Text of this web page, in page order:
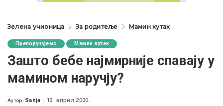
Зелена учионица За родитеље Мамин кутак
Препоручујемо Мамин кутак
Зашто бебе најмирније спавају у
мамином наручју?
Posted
Аутор: Sanja 13. април 2020.